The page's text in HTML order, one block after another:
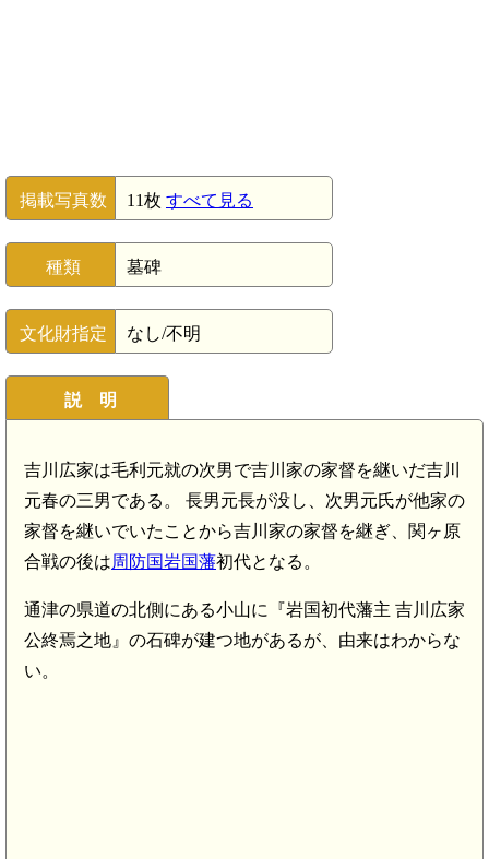
掲載写真数 11枚 すべて見る
種類 墓碑
文化財指定 なし/不明
説 明
吉川広家は毛利元就の次男で吉川家の家督を継いだ吉川
元春の三男である。 長男元長が没し、次男元氏が他家の
家督を継いでいたことから吉川家の家督を継ぎ、関ヶ原
合戦の後は周防国岩国藩初代となる。
通津の県道の北側にある小山に『岩国初代藩主 吉川広家
公終焉之地』の石碑が建つ地があるが、由来はわからな
い。